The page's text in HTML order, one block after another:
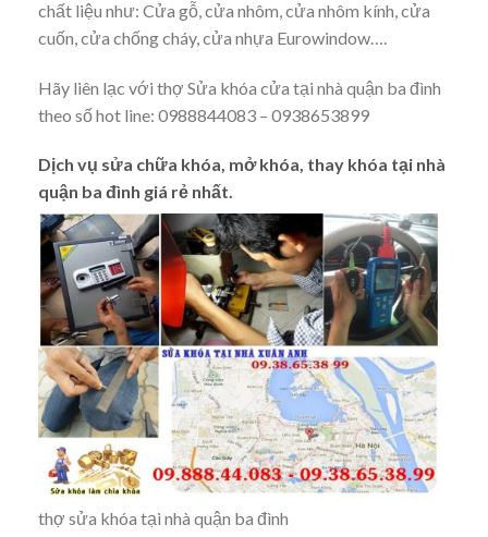
chất liệu như: Cửa gỗ, cửa nhôm, cửa nhôm kính, cửa
cuốn, cửa chống cháy, cửa nhựa Eurowindow….
Hãy liên lạc với thợ Sửa khóa cửa tại nhà quận ba đình
theo số hot line: 0988844083 – 0938653899
Dịch vụ sửa chữa khóa, mở khóa, thay khóa tại nhà
quận ba đình giá rẻ nhất.
thợ sửa khóa tại nhà quận ba đình